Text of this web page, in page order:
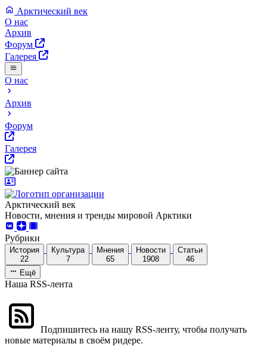
Арктический век
О нас
Архив
Форум
Галерея
О нас
Архив
Форум
Галерея
Арктический век
Новости, мнения и тренды мировой Арктики
Рубрики
История
22
Культура
7
Мнения
65
Новости
1908
Статьи
46
Ещё
Наша RSS-лента
Подпишитесь на нашу RSS-ленту, чтобы получать
новые материалы в своём ридере.